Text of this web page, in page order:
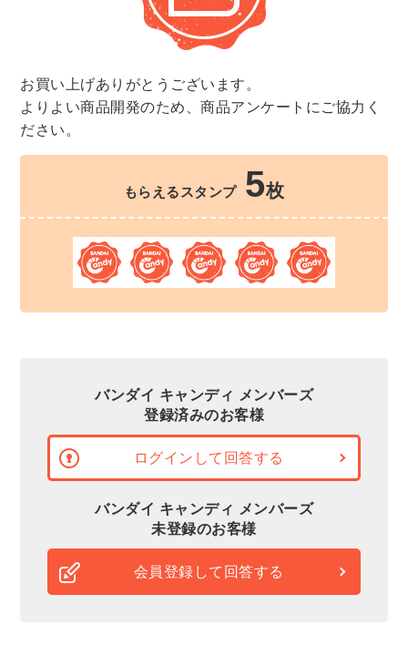
お買い上げありがとうございます。
よりよい商品開発のため、商品アンケートにご協力く
ださい。
もらえるスタンプ 5枚
バンダイ キャンディ メンバーズ
登録済みのお客様
ログインして回答する
バンダイ キャンディ メンバーズ
未登録のお客様
会員登録して回答する